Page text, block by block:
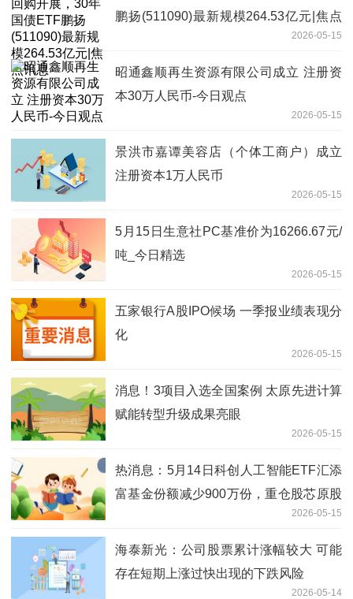
鹏扬(511090)最新规模264.53亿元|焦点
2026-05-15
昭通鑫顺再生资源有限公司成立 注册资
本30万人民币-今日观点
2026-05-15
景洪市嘉谭美容店（个体工商户）成立
注册资本1万人民币
2026-05-15
5月15日生意社PC基准价为16266.67元/
吨_今日精选
2026-05-15
五家银行A股IPO候场 一季报业绩表现分
化
2026-05-15
消息！3项目入选全国案例 太原先进计算
赋能转型升级成果亮眼
2026-05-15
热消息：5月14日科创人工智能ETF汇添
富基金份额减少900万份，重仓股芯原股
2026-05-15
海泰新光：公司股票累计涨幅较大 可能
存在短期上涨过快出现的下跌风险
2026-05-14